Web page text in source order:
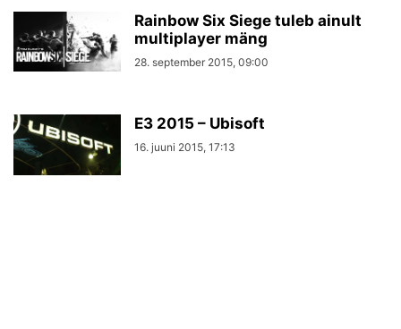
Rainbow Six Siege tuleb ainult
multiplayer mäng
28. september 2015, 09:00
E3 2015 – Ubisoft
16. juuni 2015, 17:13